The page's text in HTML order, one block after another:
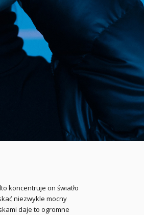
koncentruje on światło
niezwykle mocny
daje to ogromne